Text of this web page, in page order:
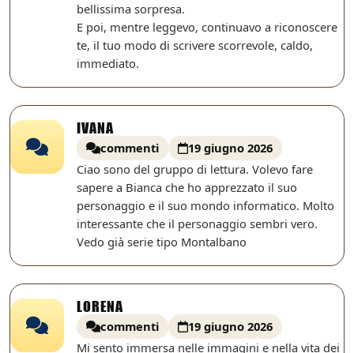
bellissima sorpresa.
E poi, mentre leggevo, continuavo a riconoscere
te, il tuo modo di scrivere scorrevole, caldo,
immediato.
IVANA
commenti
19 giugno 2026
Ciao sono del gruppo di lettura. Volevo fare
sapere a Bianca che ho apprezzato il suo
personaggio e il suo mondo informatico. Molto
interessante che il personaggio sembri vero.
Vedo già serie tipo Montalbano
LORENA
commenti
19 giugno 2026
Mi sento immersa nelle immagini e nella vita dei